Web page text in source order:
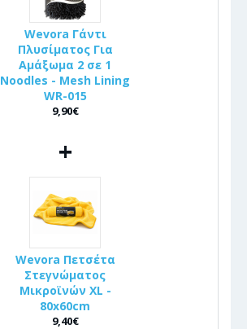
Wevora Γάντι
Πλυσίματος Για
Αμάξωμα 2 σε 1
Noodles - Mesh Lining
WR-015
9,90€
+
Wevora Πετσέτα
Στεγνώματος
Μικροϊνών XL -
80x60cm
9,40€